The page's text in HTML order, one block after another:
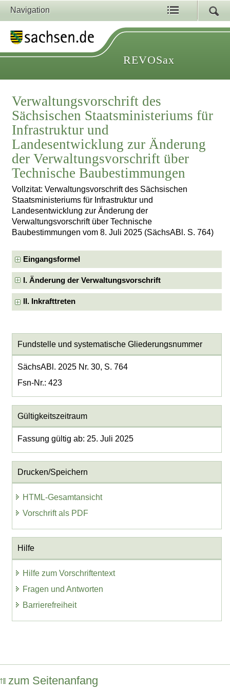
Navigation
REVOSax
Verwaltungsvorschrift des
Sächsischen Staatsministeriums für
Infrastruktur und
Landesentwicklung zur Änderung
der Verwaltungsvorschrift über
Technische Baubestimmungen
Vollzitat: Verwaltungsvorschrift des Sächsischen
Staatsministeriums für Infrastruktur und
Landesentwicklung zur Änderung der
Verwaltungsvorschrift über Technische
Baubestimmungen vom 8. Juli 2025 (SächsABl. S. 764)
Eingangsformel
I. Änderung der Verwaltungsvorschrift
II. Inkrafttreten
Fundstelle und systematische Gliederungsnummer
SächsABl. 2025 Nr. 30, S. 764
Fsn-Nr.: 423
Gültigkeitszeitraum
Fassung gültig ab: 25. Juli 2025
Drucken/Speichern
HTML-Gesamtansicht
Vorschrift als PDF
Hilfe
Hilfe zum Vorschriftentext
Fragen und Antworten
Barrierefreiheit
zum Seitenanfang